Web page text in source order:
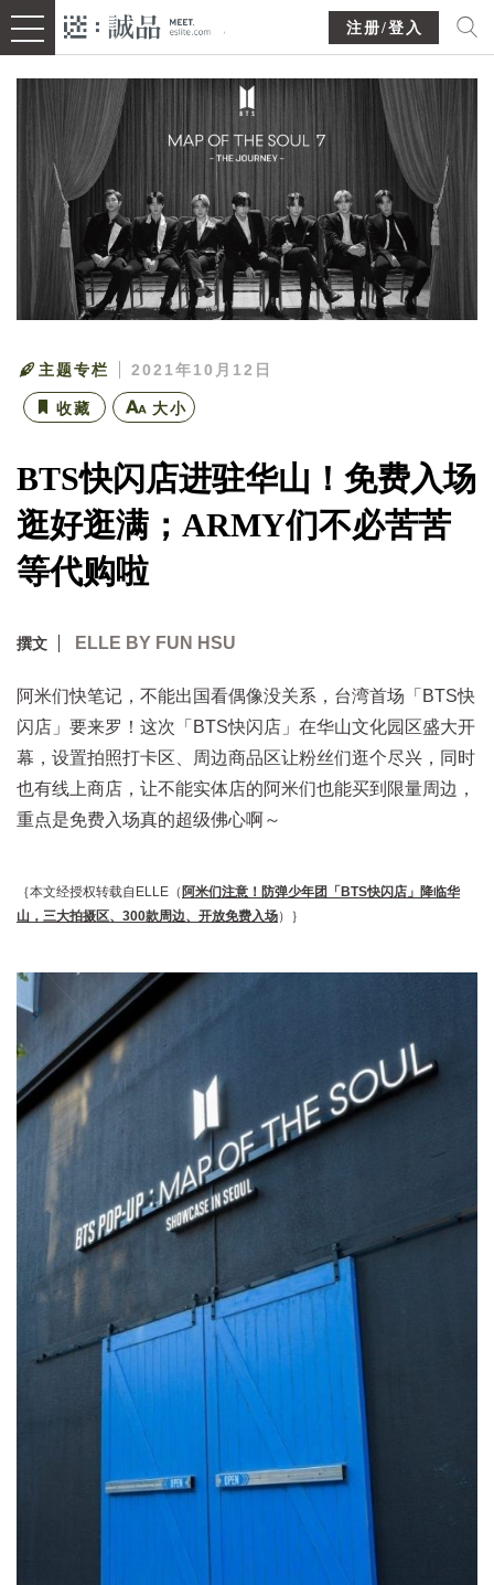
注册/登入
主题专栏 2021年10月12日
收藏 大小
BTS快闪店进驻华山！免费入场
逛好逛满；ARMY们不必苦苦
等代购啦
撰文 ELLE BY FUN HSU
阿米们快笔记，不能出国看偶像没关系，台湾首场「BTS快
闪店」要来罗！这次「BTS快闪店」在华山文化园区盛大开
幕，设置拍照打卡区、周边商品区让粉丝们逛个尽兴，同时
也有线上商店，让不能实体店的阿米们也能买到限量周边，
重点是免费入场真的超级佛心啊～
｛本文经授权转载自ELLE（ 阿米们注意！防弹少年团「BTS快闪店」降临华
山，三大拍摄区、300款周边、开放免费入场）｝